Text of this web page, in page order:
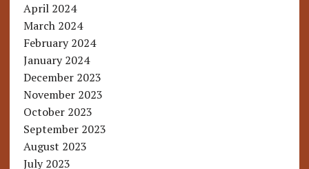
April 2024
March 2024
February 2024
January 2024
December 2023
November 2023
October 2023
September 2023
August 2023
July 2023